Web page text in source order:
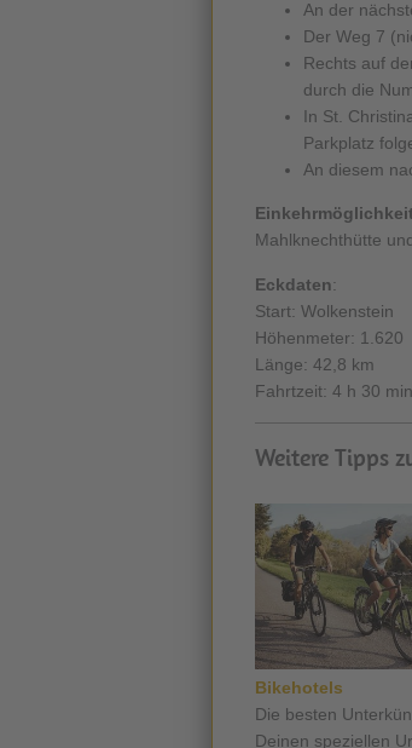
An der
Der Weg 7
Rechts auf
durch die
In St.
Parkplatz
An diesem
Mahlknechthütte
Eckdaten:
Start: Wolkenstein
Höhenmeter: 1.620
Länge: 42,8 km
Fahrtzeit: 4 h 30 min
Weitere Tipps
Bikehotels
Die besten
Deinen speziellen